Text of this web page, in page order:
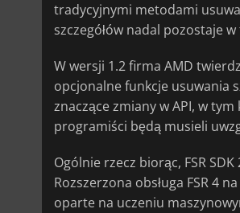
tradycyjnymi metodami
szczegółów nadal pozostaje
W wersji 1.2 firma AMD
opcjonalne funkcje usuwania
znaczące zmiany w API, w
programiści będą musieli
Ogólnie rzecz biorąc, FSR
Rozszerzona obsługa FSR 4
oparte na uczeniu